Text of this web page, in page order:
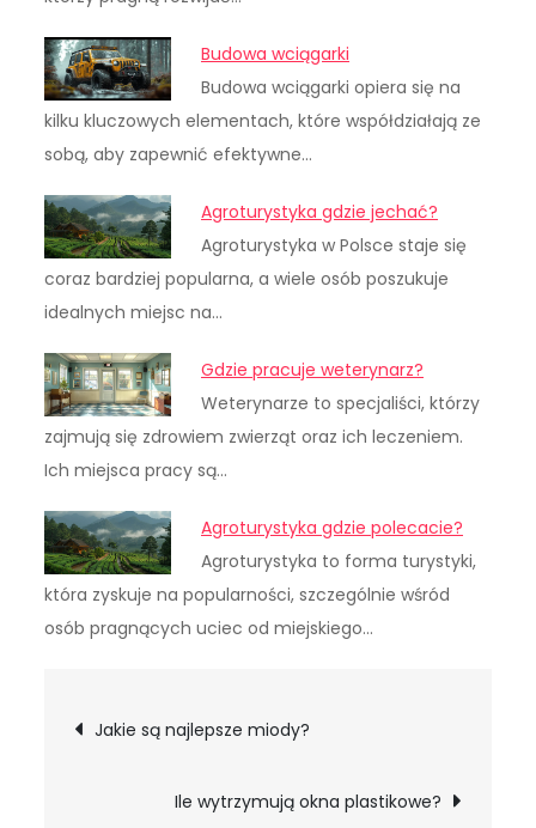
Budowa wciągarki
Budowa wciągarki opiera się na
kilku kluczowych elementach, które współdziałają ze
sobą, aby zapewnić efektywne…
Agroturystyka gdzie jechać?
Agroturystyka w Polsce staje się
coraz bardziej popularna, a wiele osób poszukuje
idealnych miejsc na…
Gdzie pracuje weterynarz?
Weterynarze to specjaliści, którzy
zajmują się zdrowiem zwierząt oraz ich leczeniem.
Ich miejsca pracy są…
Agroturystyka gdzie polecacie?
Agroturystyka to forma turystyki,
która zyskuje na popularności, szczególnie wśród
osób pragnących uciec od miejskiego…
Nawigacja
wpisu
Jakie są najlepsze miody?
Ile wytrzymują okna plastikowe?